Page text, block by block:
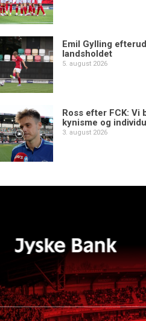
Emil Gylling
landsholdet
5. august 2026
Ross efter FCK: Vi
kynisme og
3. august 2026